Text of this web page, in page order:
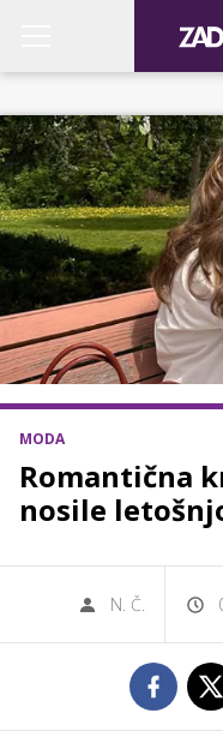
MODA
Romantična
nosile
N. Č.